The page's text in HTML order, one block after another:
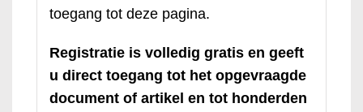
toegang tot deze pagina.
Registratie is volledig gratis en geeft
u direct toegang tot het opgevraagde
document of artikel en tot honderden